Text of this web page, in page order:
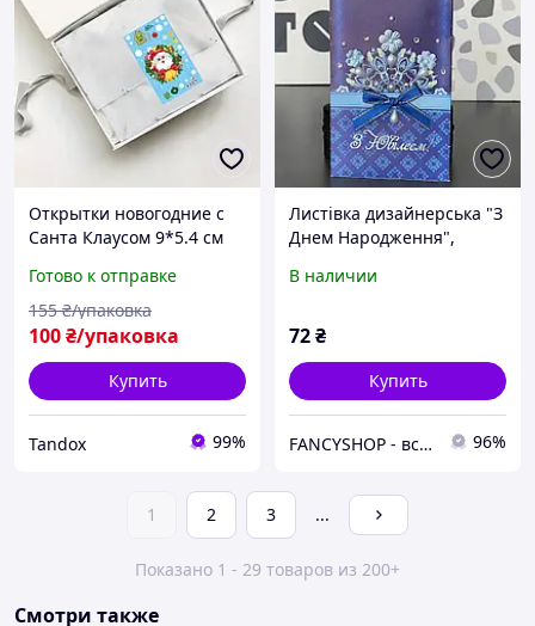
Открытки новогодние с
Санта Клаусом 9*5.4 см
Готово к отправке
100₴/упаковка
155 ₴/упаковка
Купить
Tandox 99%
Листівка дизайнерська "З
Днем Народження",
днем рождения"
В наличии
72₴
Купить
FANCYSHOP - все для свята 96%
1 2 3 ...
Показано 1 - 29 товаров из 200+
Смотри также